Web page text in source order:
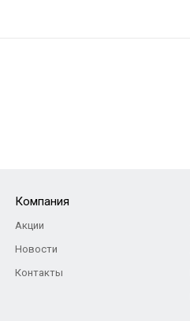
Компания
Акции
Новости
Контакты